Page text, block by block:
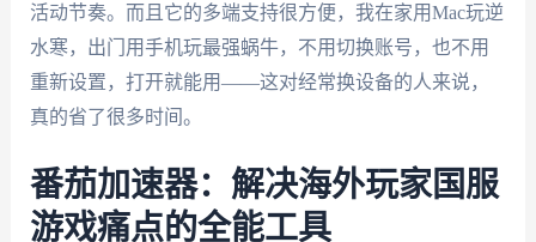
活动节奏。而且它的多端支持很方便，我在家用Mac玩逆
水寒，出门用手机玩最强蜗牛，不用切换账号，也不用
重新设置，打开就能用——这对经常换设备的人来说，
真的省了很多时间。
番茄加速器：解决海外玩家国服
游戏痛点的全能工具